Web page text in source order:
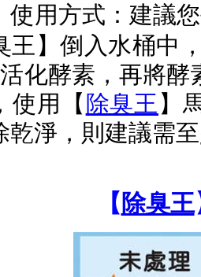
使用方式：建議
王】倒入水桶中
化酵素，再將
使用【 除臭王 】
乾淨，則建議需
【 除臭王